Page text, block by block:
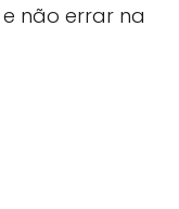
não errar na